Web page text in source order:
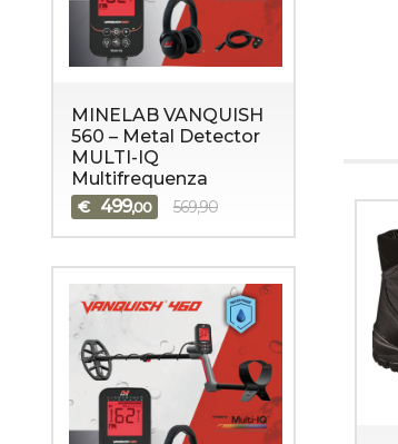
MINELAB VANQUISH
560 – Metal Detector
MULTI-IQ
Multifrequenza
€ 499,00 569,90